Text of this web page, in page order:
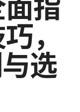
指
，
选